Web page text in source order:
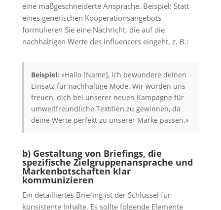
eine maßgeschneiderte Ansprache. Beispiel: Statt
eines generischen Kooperationsangebots
formulieren Sie eine Nachricht, die auf die
nachhaltigen Werte des Influencers eingeht, z. B.:
Beispiel: «Hallo [Name], ich bewundere deinen
Einsatz für nachhaltige Mode. Wir würden uns
freuen, dich bei unserer neuen Kampagne für
umweltfreundliche Textilien zu gewinnen, da
deine Werte perfekt zu unserer Marke passen.»
b) Gestaltung von Briefings, die
spezifische Zielgruppenansprache und
Markenbotschaften klar
kommunizieren
Ein detailliertes Briefing ist der Schlüssel für
konsistente Inhalte. Es sollte folgende Elemente